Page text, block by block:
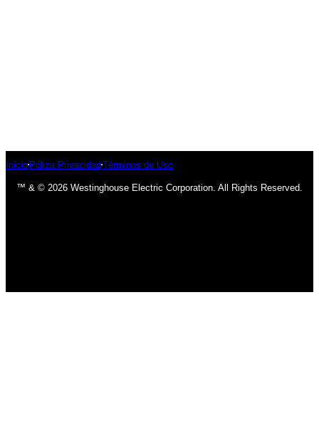
Inicio Póliza Privacidad Términos de Uso
™ & © 2026 Westinghouse Electric Corporation. All Rights Reserved.